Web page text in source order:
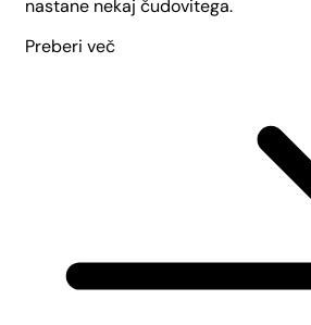
nastane nekaj čudovitega.
Preberi več